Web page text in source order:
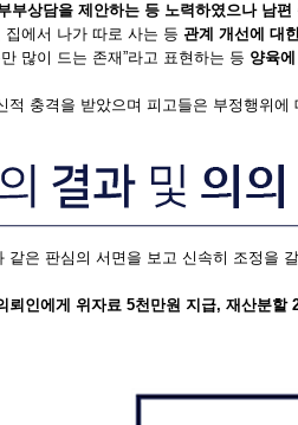
부상담을 제안하는 등 노력하였으나 남
에서 나가 따로 사는 등 관계 개선에 대
많이 드는 존재”라고 표현하는 등 양육
적 충격을 받았으며 피고들은 부정행위
같은 판심의 서면을 보고 신속히 조정을
뢰인에게 위자료 5천만원 지급, 재산분할